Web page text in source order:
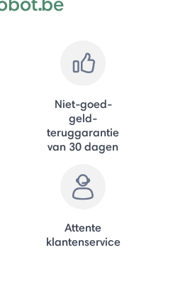
Niet-goed-
geld-
teruggarantie
van 30 dagen
Attente
klantenservice